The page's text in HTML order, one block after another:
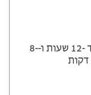
ייפתח עוד -12 שעות ‫ו--8
דקות